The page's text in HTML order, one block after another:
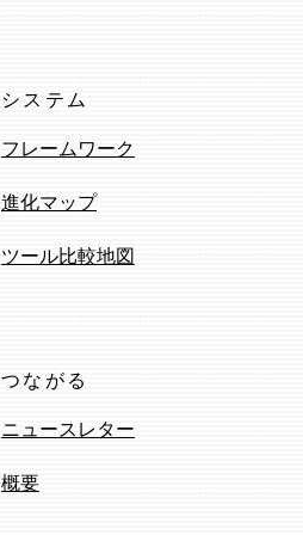
システム
フレームワーク
進化マップ
ツール比較地図
つながる
ニュースレター
概要